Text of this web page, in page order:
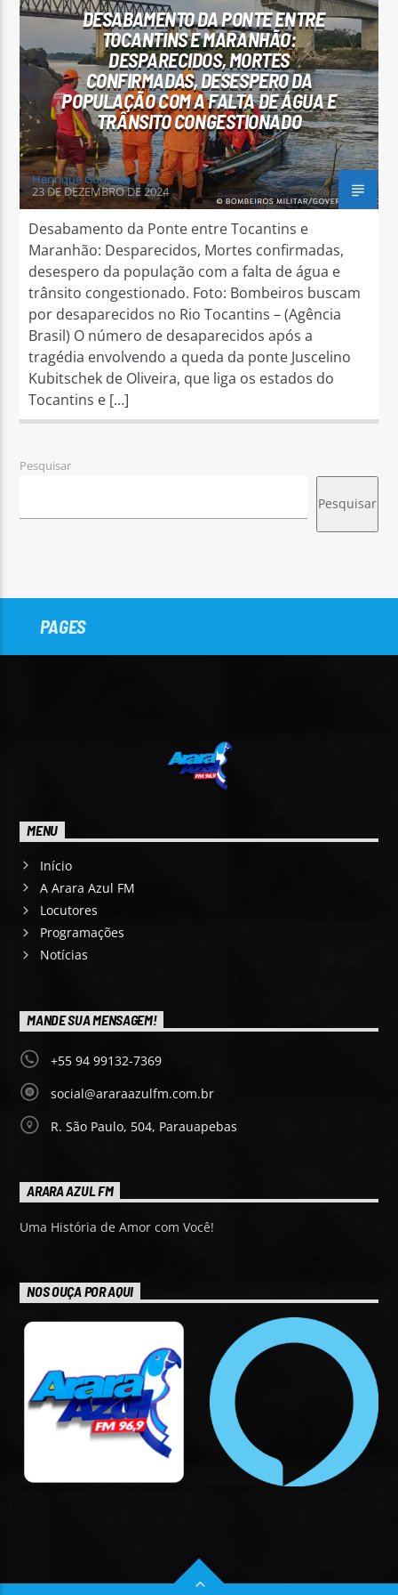
Arara Azul FM
DESABAMENTO DA PONTE ENTRE
TOCANTINS E MARANHÃO:
DESPARECIDOS, MORTES
CONFIRMADAS, DESESPERO DA
POPULAÇÃO COM A FALTA DE ÁGUA E
TRÂNSITO CONGESTIONADO
Henrique Gonzaga
23 DE DEZEMBRO DE 2024
Desabamento da Ponte entre Tocantins e
Maranhão: Desparecidos, Mortes confirmadas,
desespero da população com a falta de água e
trânsito congestionado. Foto: Bombeiros buscam
por desaparecidos no Rio Tocantins – (Agência
Brasil) O número de desaparecidos após a
tragédia envolvendo a queda da ponte Juscelino
Kubitschek de Oliveira, que liga os estados do
Tocantins e […]
Pesquisar
Pesquisar
PAGES
MENU
Início
A Arara Azul FM
Locutores
Programações
Notícias
MANDE SUA MENSAGEM!
+55 94 99132-7369
social@araraazulfm.com.br
R. São Paulo, 504, Parauapebas
ARARA AZUL FM
Uma História de Amor com Você!
NOS OUÇA POR AQUI